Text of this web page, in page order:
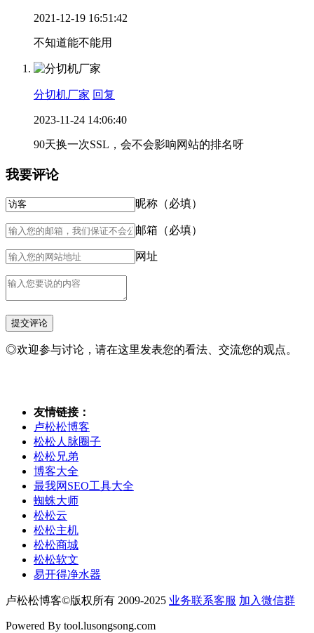
2021-12-19 16:51:42
不知道能不能用
分切机厂家 回复
2023-11-24 14:06:40
90天换一次SSL，会不会影响网站的排名呀
我要评论
昵称（必填）
邮箱（必填）
网址
◎欢迎参与讨论，请在这里发表您的看法、交流您的观点。
友情链接：
卢松松博客
松松人脉圈子
松松兄弟
博客大全
最我网SEO工具大全
蜘蛛大师
松松云
松松主机
松松商城
松松软文
易开得净水器
卢松松博客©版权所有 2009-2025 业务联系客服 加入微信群
Powered By tool.lusongsong.com